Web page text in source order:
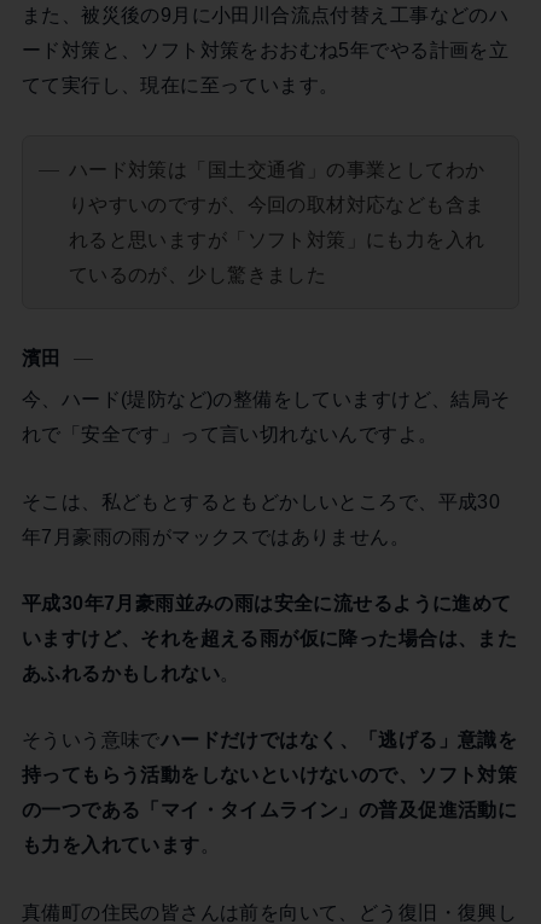
また、被災後の9月に小田川合流点付替え工事などのハ
ード対策と、ソフト対策をおおむね5年でやる計画を立
てて実行し、現在に至っています。
ハード対策は「国土交通省」の事業としてわか
りやすいのですが、今回の取材対応なども含ま
れると思いますが「ソフト対策」にも力を入れ
ているのが、少し驚きました
濱田
今、ハード(堤防など)の整備をしていますけど、結局そ
れで「安全です」って言い切れないんですよ。
そこは、私どもとするともどかしいところで、平成30
年7月豪雨の雨がマックスではありません。
平成30年7月豪雨並みの雨は安全に流せるように進めて
いますけど、それを超える雨が仮に降った場合は、また
あふれるかもしれない。
そういう意味でハードだけではなく、「逃げる」意識を
持ってもらう活動をしないといけないので、ソフト対策
の一つである「マイ・タイムライン」の普及促進活動に
も力を入れています。
真備町の住民の皆さんは前を向いて、どう復旧・復興し